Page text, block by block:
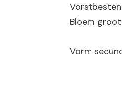
Bloem
Vorm